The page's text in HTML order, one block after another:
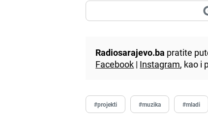
Radiosarajevo.ba pratite
Facebook | Instagram, kao i
#projekti #muzika #mladi